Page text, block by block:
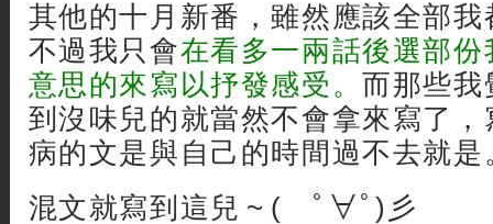
其他的十月新番，雖然應該全部
不過我只會在看多一兩話後選部
意思的來寫以抒發感受。而那些我
到沒味兒的就當然不會拿來寫了
病的文是與自己的時間過不去就是
混文就寫到這兒 ~ ( ﾟ∀ﾟ)彡